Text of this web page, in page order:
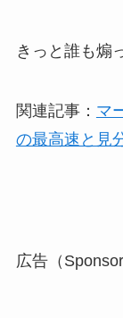
きっと誰も煽
関連記事： マ
の最高速と見
広告（